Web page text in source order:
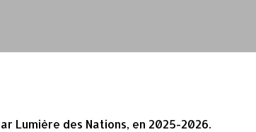
Lumière des Nations, en 2025-2026.